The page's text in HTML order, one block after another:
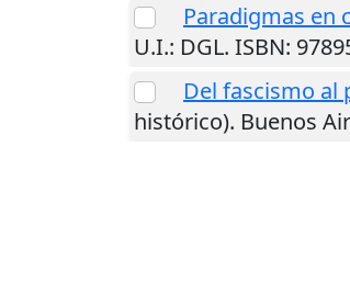
Paradigmas en
U.I.: DGL. ISBN:
Del fascismo al
histórico). Buenos